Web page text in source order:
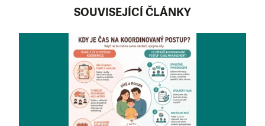
SOUVISEJÍCÍ ČLÁNKY